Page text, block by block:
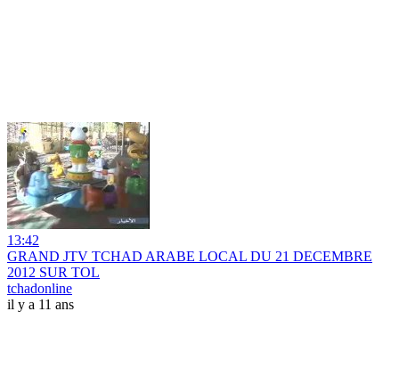
13:42
GRAND JTV TCHAD ARABE LOCAL DU 21 DECEMBRE
2012 SUR TOL
tchadonline
il y a 11 ans